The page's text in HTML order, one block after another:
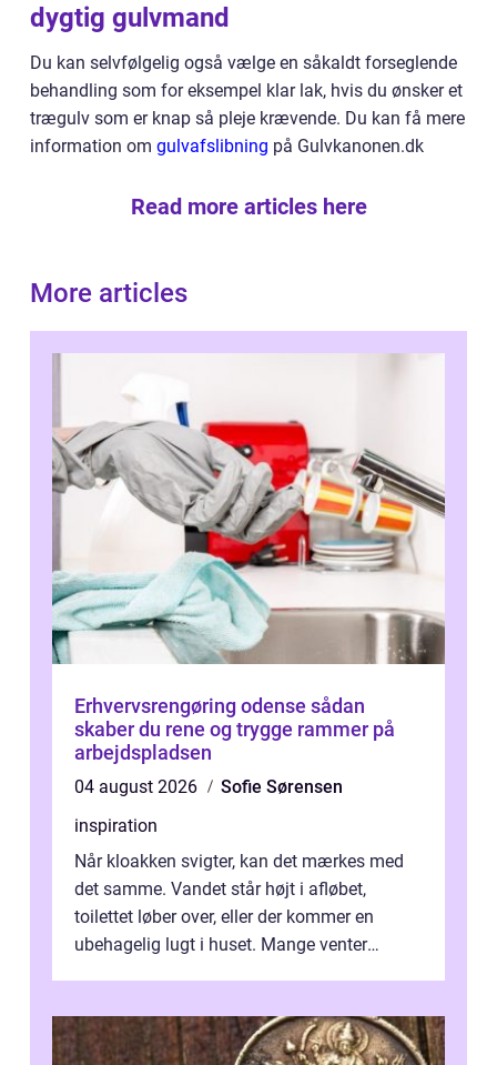
dygtig gulvmand
Du kan selvfølgelig også vælge en såkaldt forseglende
behandling som for eksempel klar lak, hvis du ønsker et
trægulv som er knap så pleje krævende. Du kan få mere
information om gulvafslibning på Gulvkanonen.dk
Read more articles here
More articles
Erhvervsrengøring odense sådan
skaber du rene og trygge rammer på
arbejdspladsen
04 august 2026
Sofie Sørensen
inspiration
Når kloakken svigter, kan det mærkes med
det samme. Vandet står højt i afløbet,
toilettet løber over, eller der kommer en
ubehagelig lugt i huset. Mange venter